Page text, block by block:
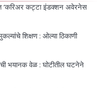
‘करिअर कट्टा इंडक्शन अवेरनेस
शिक्षण : ओल्या ठिकाणी
भयानक वेळ : घोटीतील घटनेने